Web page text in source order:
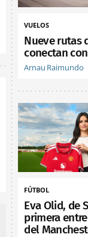
VUELOS
Nueve rutas
conectan
Arnau Raimundo
FÚTBOL
Eva Olid, de
primera
del